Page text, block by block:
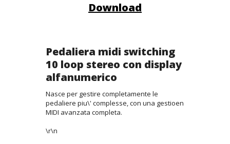
Download
Pedaliera midi switching
10 loop stereo con display
alfanumerico
Nasce per gestire completamente le
pedaliere piu\' complesse, con una gestioen
MIDI avanzata completa.
\r\n